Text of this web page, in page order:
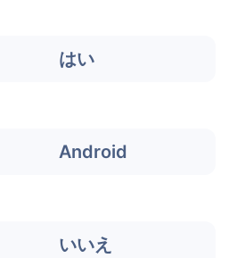
はい
Android
いいえ